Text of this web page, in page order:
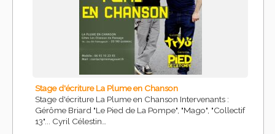
Stage d'écriture La Plume en Chanson
Stage d'écriture La Plume en Chanson Intervenants :
Gérôme Briard "Le Pied de La Pompe", "Mago", "Collectif
13"... Cyril Célestin…